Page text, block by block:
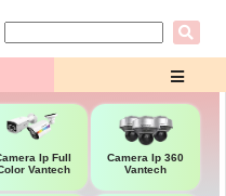
Ip Full
Vantech
Camera Ip 360
Vantech